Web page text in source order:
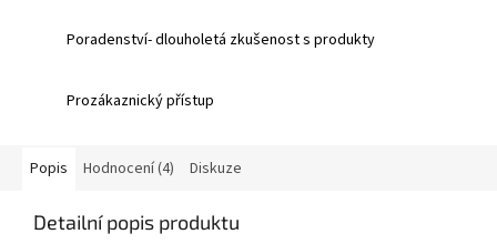
Poradenství- dlouholetá zkušenost s produkty
Prozákaznický přístup
Popis Hodnocení (4) Diskuze
Detailní popis produktu